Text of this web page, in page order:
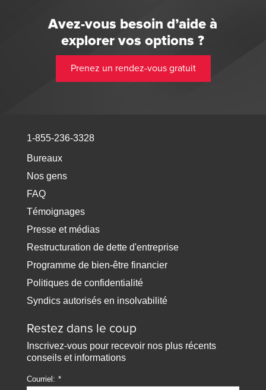
Avez-vous besoin d’aide à
explorer vos options ?
Prenez un rendez-vous gratuit
1-855-236-3328
Bureaux
Nos gens
FAQ
Témoignages
Presse et médias
Restructuration de dette d'entreprise
Programme de bien-être financier
Politiques de confidentialité
Syndics autorisés en insolvabilité
Restez dans le coup
Inscrivez-vous pour recevoir nos plus récents
conseils et informations
Courriel: